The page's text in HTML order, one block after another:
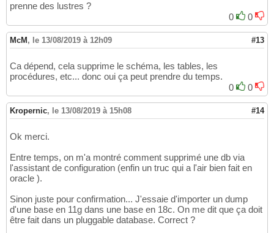
prenne des lustres ?
0
0
McM , le 13/08/2019 à 12h09 #13
Ca dépend, cela supprime le schéma, les tables, les
procédures, etc... donc oui ça peut prendre du temps.
0
0
Kropernic, le 13/08/2019 à 15h08 #14
Ok merci.
Entre temps, on m'a montré comment supprimé une db via
l'assistant de configuration (enfin un truc qui a l'air bien fait en
oracle ).
Sinon juste pour confirmation... J'essaie d'importer un dump
d'une base en 11g dans une base en 18c. On me dit que ça doit
être fait dans un pluggable database. Correct ?